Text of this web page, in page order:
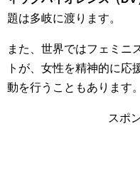
題は多岐に渡ります。
また、世界ではフェミニ
トが、女性を精神的に応
動を行うこともあります。
スポ